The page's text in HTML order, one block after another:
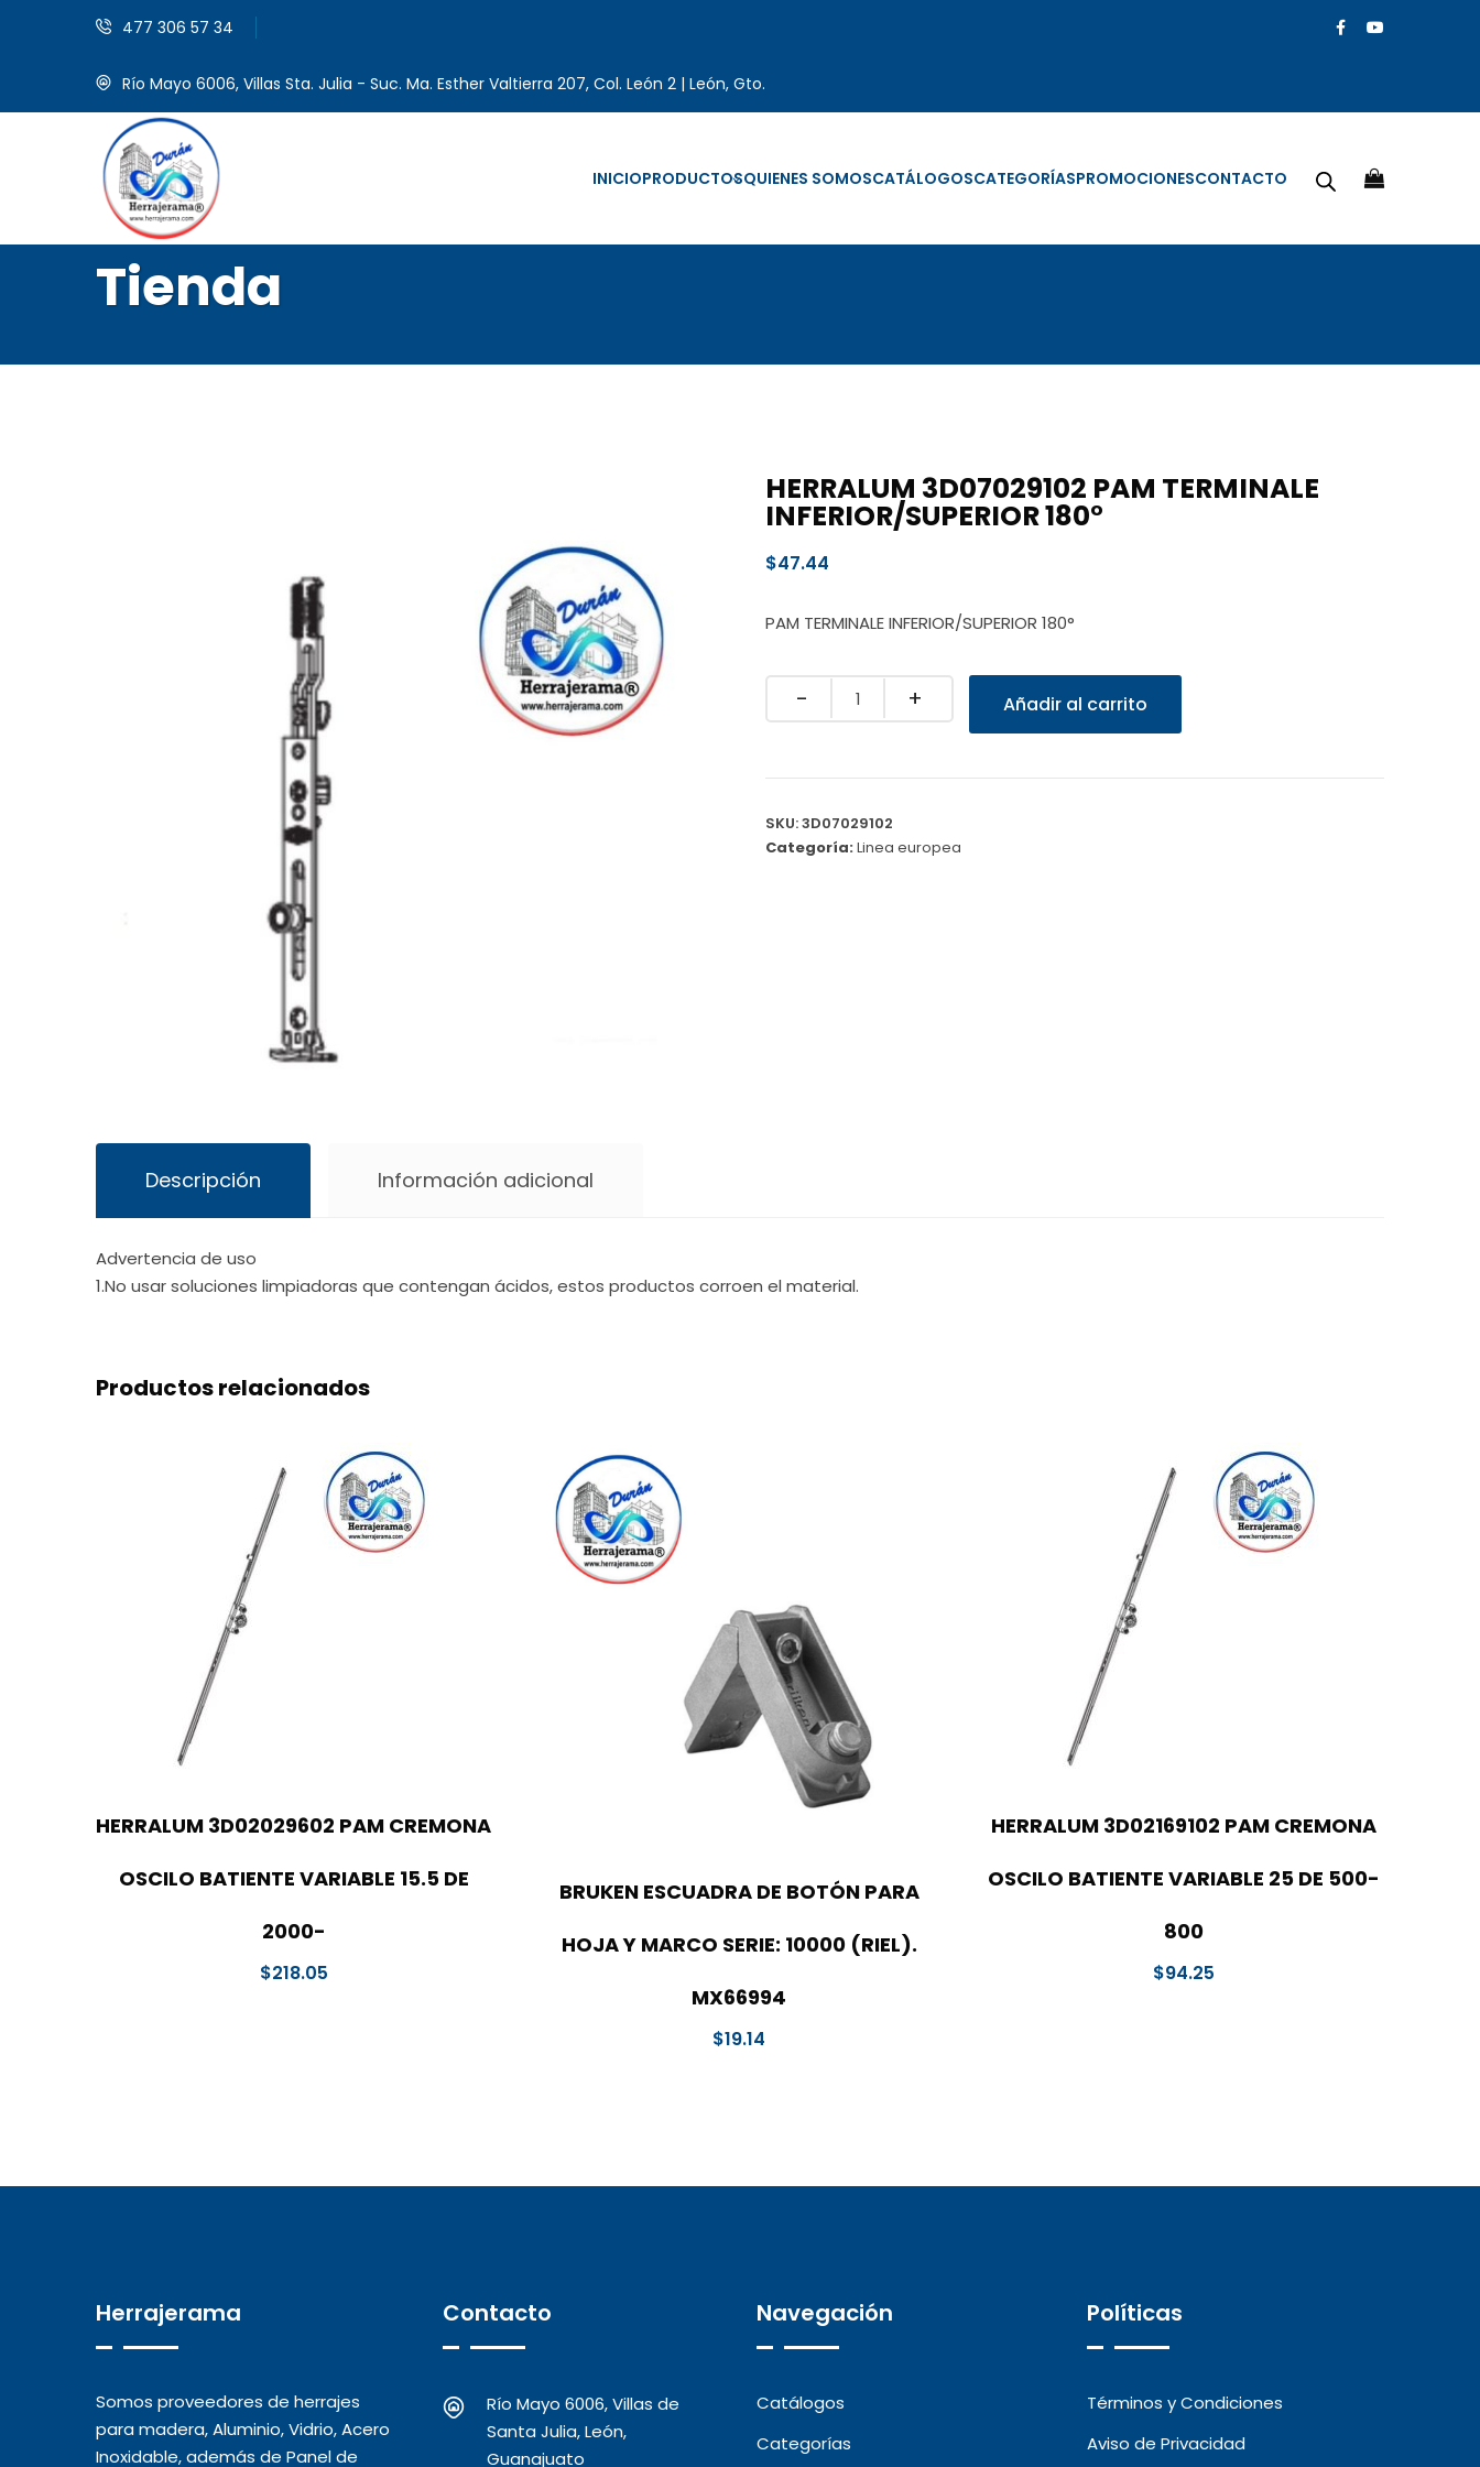
477 306 57 34
Río Mayo 6006, Villas Sta. Julia - Suc. Ma. Esther Valtierra 207, Col. León 2 | León, Gto.
INICIOPRODUCTOSQUIENES SOMOSCATÁLOGOSCATEGORÍASPROMOCIONESCONTACTO
Tienda
HERRALUM 3D07029102 PAM TERMINALE
INFERIOR/SUPERIOR 180°
$47.44
PAM TERMINALE INFERIOR/SUPERIOR 180°
Quantity Añadir al carrito
SKU:3D07029102
Categoría:Linea europea
Descripción Información adicional
Advertencia de uso
1.No usar soluciones limpiadoras que contengan ácidos, estos productos corroen el material.
Productos relacionados
HERRALUM 3D02029602 PAM CREMONA
OSCILO BATIENTE VARIABLE 15.5 DE
2000-
$218.05
BRUKEN ESCUADRA DE BOTÓN PARA
HOJA Y MARCO SERIE: 10000 (RIEL).
MX66994
$19.14
HERRALUM 3D02169102 PAM CREMONA
OSCILO BATIENTE VARIABLE 25 DE 500-
800
$94.25
Herrajerama
Somos proveedores de herrajes
para madera, Aluminio, Vidrio, Acero
Inoxidable, además de Panel de
Contacto
Río Mayo 6006, Villas de
Santa Julia, León,
Guanajuato
Navegación
Catálogos
Categorías
Políticas
Términos y Condiciones
Aviso de Privacidad